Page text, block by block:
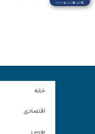
خانه
اقتصادی
بورس